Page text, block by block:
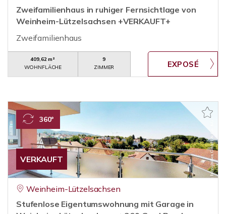
Zweifamilienhaus in ruhiger Fernsichtlage von
Weinheim-Lützelsachsen +VERKAUFT+
Zweifamilienhaus
409,62 m²
WOHNFLÄCHE
9
ZIMMER
VERKAUFT
360°
Weinheim-Lützelsachsen
Stufenlose Eigentumswohnung mit Garage in